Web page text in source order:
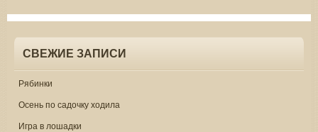
СВЕЖИЕ ЗАПИСИ
Рябинки
Осень по садочку ходила
Игра в лошадки